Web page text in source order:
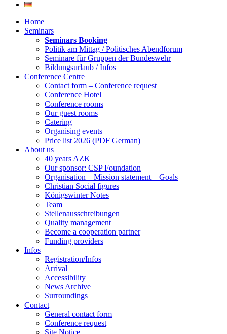
Home
Seminars
Seminars Booking
Politik am Mittag / Politisches Abendforum
Seminare für Gruppen der Bundeswehr
Bildungsurlaub / Infos
Conference Centre
Contact form – Conference request
Conference Hotel
Conference rooms
Our guest rooms
Catering
Organising events
Price list 2026 (PDF German)
About us
40 years AZK
Our sponsor: CSP Foundation
Organisation – Mission statement – Goals
Christian Social figures
Königswinter Notes
Team
Stellenausschreibungen
Quality management
Become a cooperation partner
Funding providers
Infos
Registration/Infos
Arrival
Accessibility
News Archive
Surroundings
Contact
General contact form
Conference request
Site Notice